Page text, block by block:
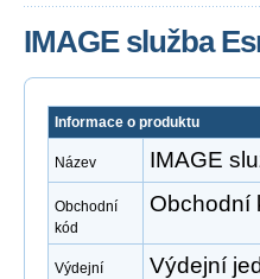
IMAGE služba
Informace o produktu
Název IMAGE
Obchodní
kód
Obchodní
Výdejní
Výdejní